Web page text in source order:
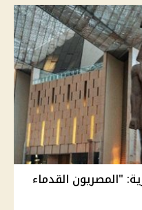
"المصريون القدماء